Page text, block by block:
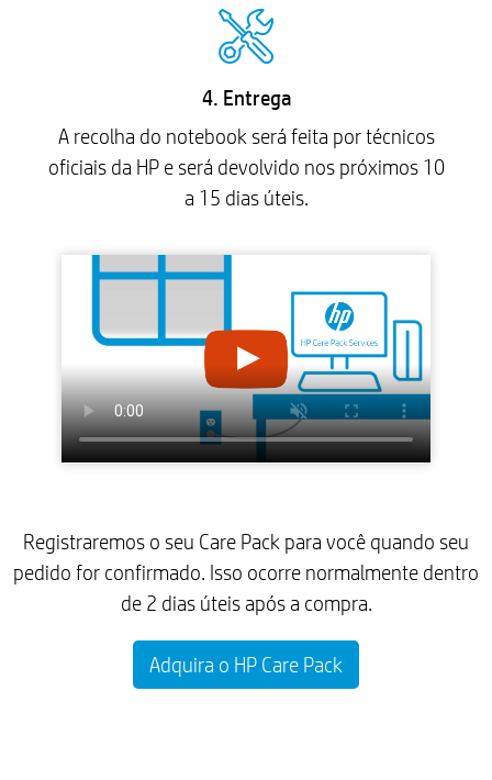
4. Entrega
A recolha do notebook será feita por técnicos
oficiais da HP e será devolvido nos próximos 10
a 15 dias úteis.
Registraremos o seu Care Pack para você quando seu
pedido for confirmado. Isso ocorre normalmente dentro
de 2 dias úteis após a compra.
Adquira o HP Care Pack